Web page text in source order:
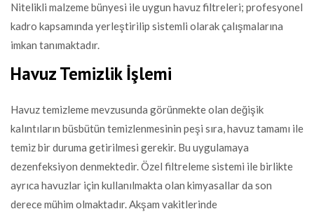
Nitelikli malzeme bünyesi ile uygun havuz filtreleri; profesyonel
kadro kapsamında yerleştirilip sistemli olarak çalışmalarına
imkan tanımaktadır.
Havuz Temizlik İşlemi
Havuz temizleme mevzusunda görünmekte olan değişik
kalıntıların büsbütün temizlenmesinin peşi sıra, havuz tamamı ile
temiz bir duruma getirilmesi gerekir. Bu uygulamaya
dezenfeksiyon denmektedir. Özel filtreleme sistemi ile birlikte
ayrıca havuzlar için kullanılmakta olan kimyasallar da son
derece mühim olmaktadır. Akşam vakitlerinde